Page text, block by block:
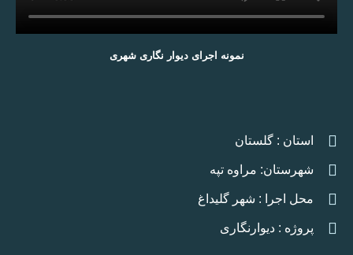
نمونه اجرای دیوار نگاری شهری
استان : گلستان
شهرستان: مراوه تپه
محل اجرا : شهر گلیداغ
پروژه : دیوارنگاری